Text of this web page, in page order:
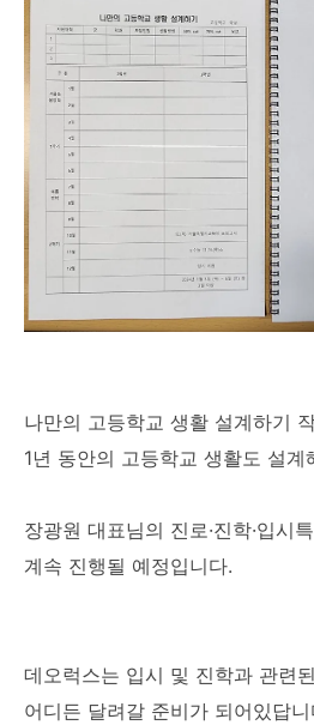
나만의 고등학교 생활 설계하기
1년 동안의 고등학교 생활도 설계
장광원 대표님의 진로·진학·입시
계속 진행될 예정입니다.
데오럭스는 입시 및 진학과 관련된
어디든 달려갈 준비가 되어있답니